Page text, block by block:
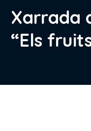
Xarrada
“Els